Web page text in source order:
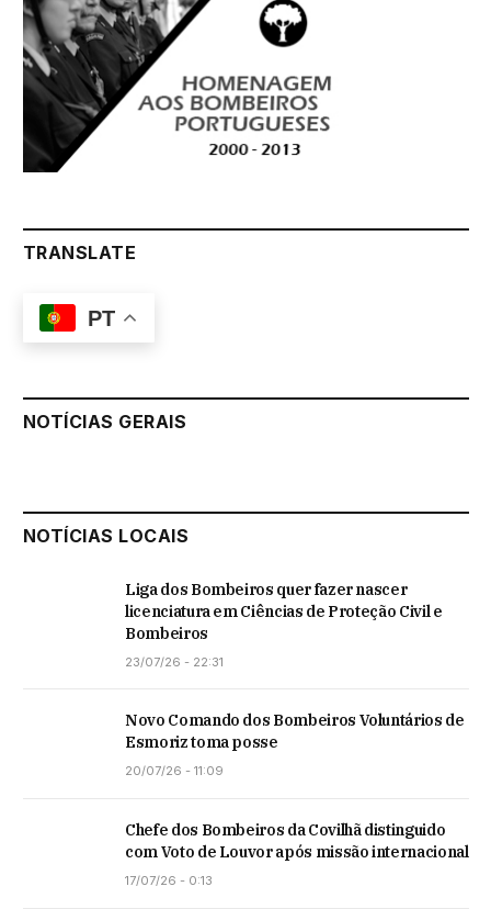
TRANSLATE
PT
NOTÍCIAS GERAIS
NOTÍCIAS LOCAIS
Liga dos Bombeiros quer fazer nascer
licenciatura em Ciências de Proteção Civil e
Bombeiros
23/07/26 - 22:31
Novo Comando dos Bombeiros Voluntários de
Esmoriz toma posse
20/07/26 - 11:09
Chefe dos Bombeiros da Covilhã distinguido
com Voto de Louvor após missão internacional
17/07/26 - 0:13